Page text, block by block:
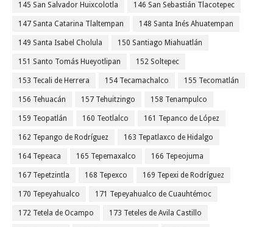
145 San Salvador Huixcolotla 146 San Sebastián Tlacotepec
147 Santa Catarina Tlaltempan 148 Santa Inés Ahuatempan
149 Santa Isabel Cholula 150 Santiago Miahuatlán
151 Santo Tomás Hueyotlipan 152 Soltepec
153 Tecali de Herrera 154 Tecamachalco 155 Tecomatlán
156 Tehuacán 157 Tehuitzingo 158 Tenampulco
159 Teopatlán 160 Teotlalco 161 Tepanco de López
162 Tepango de Rodríguez 163 Tepatlaxco de Hidalgo
164 Tepeaca 165 Tepemaxalco 166 Tepeojuma
167 Tepetzintla 168 Tepexco 169 Tepexi de Rodríguez
170 Tepeyahualco 171 Tepeyahualco de Cuauhtémoc
172 Tetela de Ocampo 173 Teteles de Avila Castillo